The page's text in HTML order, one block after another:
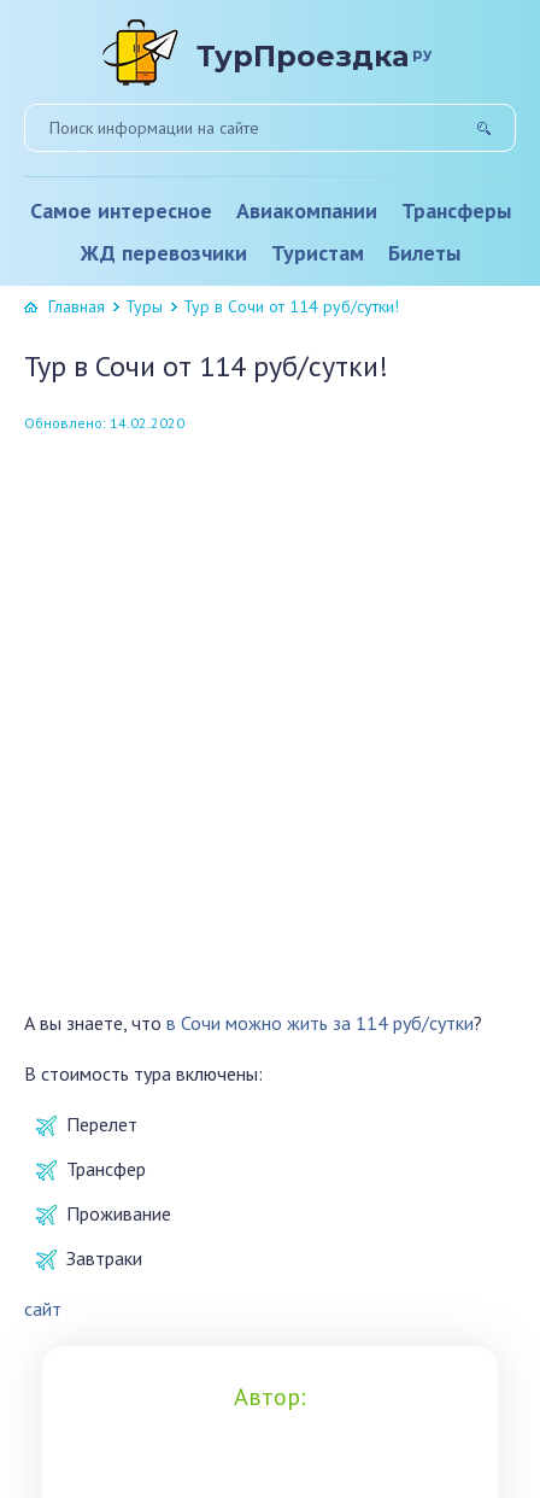
ТурПроездка ру
Самое интересное Авиакомпании
Трансферы
ЖД перевозчики
Туристам Билеты
Главная Туры Тур в Сочи от 114 руб/сутки!
Тур в Сочи от 114 руб/сутки!
Обновлено: 14.02.2020
А вы знаете, что в Сочи можно жить за 114 руб/сутки?
В стоимость тура включены:
Перелет
Трансфер
Проживание
Завтраки
сайт
Автор: